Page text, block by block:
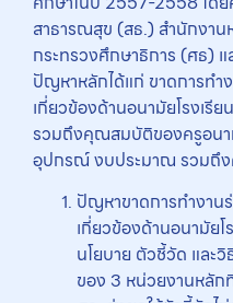
สาธารณสุข (สธ.) สำนักงา
กระทรวงศึกษาธิการ (ศธ)
ปัญหาหลักได้แก่ ขาดการทำ
เกี่ยวข้องด้านอนามัยโรงเรี
รวมถึงคุณสมบัติของครูอนา
อุปกรณ์ งบประมาณ รวมถึง
ปัญหาขาดการทำงาน
เกี่ยวข้องด้านอนามัยโ
นโยบาย ตัวชี้วัด และ
ของ 3 หน่วยงานหลัก